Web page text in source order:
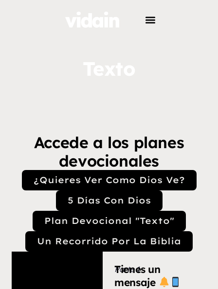
Accede a los planes
devocionales
¿Quieres Ver Como Dios Ve?
5 Días Con Dios
Plan Devocional "Texto"
Un Recorrido Por La Biblia
Parte 1
Tienes un
mensaje